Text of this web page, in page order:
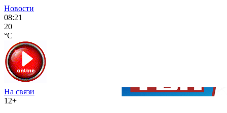
Новости
08:21
20
°C
На связи
12+